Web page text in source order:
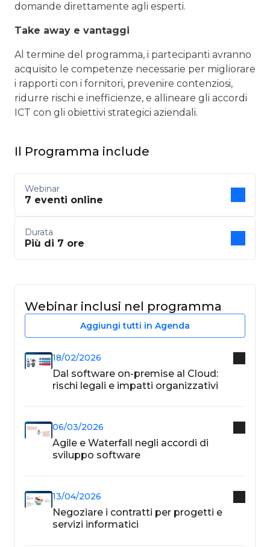
domande direttamente agli esperti.
Take away e vantaggi
Al termine del programma, i partecipanti avranno
acquisito le competenze necessarie per migliorare
i rapporti con i fornitori, prevenire contenziosi,
ridurre rischi e inefficienze, e allineare gli accordi
ICT con gli obiettivi strategici aziendali.
Il Programma include
Webinar
7 eventi online
Durata
Più di 7 ore
Webinar inclusi nel programma
Aggiungi tutti in Agenda
18/02/2026
Dal software on-premise al Cloud:
rischi legali e impatti organizzativi
06/03/2026
Agile e Waterfall negli accordi di
sviluppo software
13/04/2026
Negoziare i contratti per progetti e
servizi informatici